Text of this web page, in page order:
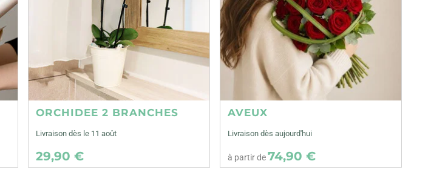
ORCHIDEE 2 BRANCHES
Livraison dès le 11 août
29,90 €
AVEUX
Livraison dès aujourd'hui
à partir de74,90 €